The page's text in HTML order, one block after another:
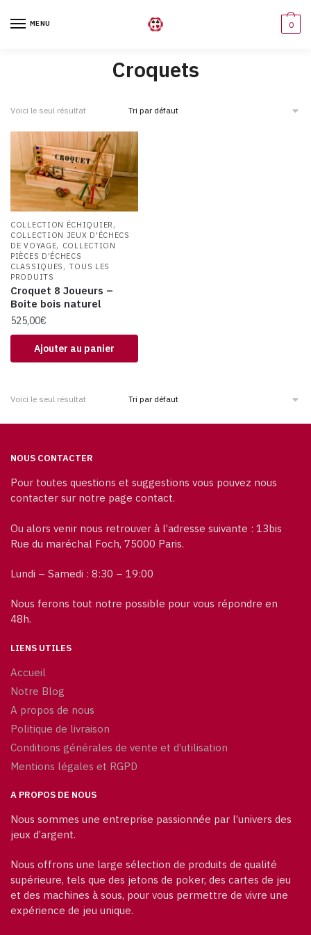
MENU 0
Croquets
Voici le seul résultat
COLLECTION ÉCHIQUIER ,
COLLECTION JEUX D'ÉCHECS
DE VOYAGE, COLLECTION
PIÈCES D'ÉCHECS
CLASSIQUES ,TOUS LES
PRODUITS
Croquet 8 Joueurs –
Boite bois naturel
525,00€
Ajouter au panier
Voici le seul résultat
NOUS CONTACTER
Pour toutes questions et suggestions vous pouvez nous
contacter sur notre page contact.
Ou alors venir nous retrouver à l’adresse suivante : 13bis
Rue du maréchal Foch, 75000 Paris.
Lundi – Samedi : 8:30 – 19:00
Nous ferons tout notre possible pour vous répondre en
48h.
LIENS UTILES
Accueil
Notre Blog
A propos de nous
Politique de livraison
Conditions générales de vente et d’utilisation
Mentions légales et RGPD
A PROPOS DE NOUS
Nous sommes une entreprise passionnée par l’univers des
jeux d’argent.
Nous offrons une large sélection de produits de qualité
supérieure, tels que des jetons de poker, des cartes de jeu
et des machines à sous, pour vous permettre de vivre une
expérience de jeu unique.